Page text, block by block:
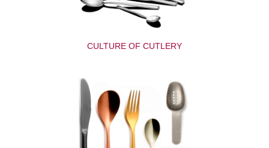
CULTURE OF CUTLERY